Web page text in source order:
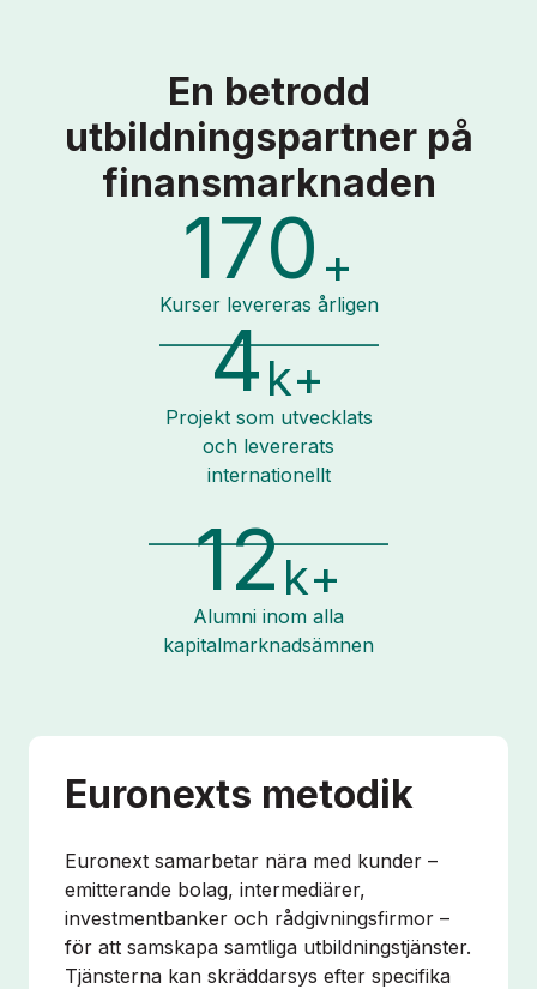
En betrodd
utbildningspartner på
finansmarknaden
170 +
Kurser levereras årligen
4k+
Projekt som utvecklats
och levererats
internationellt
12k+
Alumni inom alla
kapitalmarknadsämnen
Euronexts metodik
Euronext samarbetar nära med kunder –
emitterande bolag, intermediärer,
investmentbanker och rådgivningsfirmor –
för att samskapa samtliga utbildningstjänster.
Tjänsterna kan skräddarsys efter specifika